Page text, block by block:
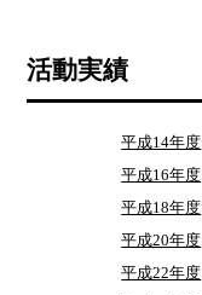
活動実績
平成14年度
平成16年度
平成18年度
平成20年度
平成22年度